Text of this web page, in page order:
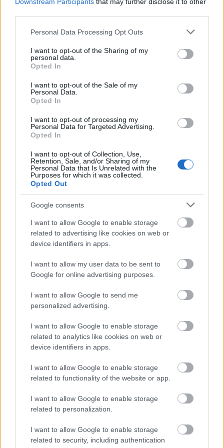
Please note that this website/app uses one or more Google
not limited to your visit or usage behaviour. You may click to
grant or deny consent to Google and its third-party tags to
use your data for below specified purposes in below Google
consent section.
Personal Data Processing Opt Outs
I want to opt-out of the Sharing of my
personal data.
Opted In
I want to opt-out of the Sale of my
Personal Data.
Opted In
I want to opt-out of processing my
Personal Data for Targeted Advertising.
Opted In
I want to opt-out of Collection, Use,
Retention, Sale, and/or Sharing of my
Personal Data that Is Unrelated with the
Purposes for which it was collected.
Opted Out
Google consents
I want to allow Google to enable storage
related to advertising like cookies on web or
device identifiers in apps.
I want to allow my user data to be sent to
Google for online advertising purposes.
I want to allow Google to send me
personalized advertising.
I want to allow Google to enable storage
related to analytics like cookies on web or
device identifiers in apps.
I want to allow Google to enable storage
related to functionality of the website or app.
I want to allow Google to enable storage
related to personalization.
I want to allow Google to enable storage
related to security, including authentication
Opportunista mikroba
6 éve
@Fánkevő Fáncsi: Értem, köszi! Ezt nem tudtam.
Fánkevő Fáncsi
6 éve
@Quuuziii: A kézbesítőknek azért jó, mert hamarabb
elmegy a csomagért, ha kell neki, kit érdekel ez. És
mindezt jónéhány postás haláli nagy munkásosztály
önteltséggel. Olyanok, mint az ásóra támaszkodó 5
melós aki nézi a hatodik társát ahogy ássa az árkot,
de közben a munkásosztályt tartják ám csak
valamire, aki a hátán viszi ezt az országot. Ez a
kettőség nagyon erősen jelen volt annak idején az
emberekben, és az régi állami vállalatoknál
továbbél. Amikor lebaszom, hogy miért ilyen lusta
szemétláda, miért nem hajlandó megnyomni a
csengőt és kézbesíteni, ha ez a kötelessége és én
feljebb, hogy ő már 30 éve dolgozik a postán, hogy
képzelem, hogy így beszélek vele. És jó a Magyar
Postának is, mert nem tud/nem akar piacképes
fizetést adni és egyszerűen olcsóbb képzetlen,
igénytelen munkaerőt alkalmazni, akiknek nem kell
sokat fizetni, de ezért ők nem is nagyon törik
magukat. Az meg hogy hazudnak, az jó mert elfedi a
dolgokat, látszólag minden jó nincs probléma és
Ez nem igaz, én hetente kb. 10 csomagot kapok
külfödről a világ minden részéről, futáros és normál
csomagoknak kb. 30% esélye van hogy csak értesítőt
fogok kapni. Már tucatszor reklamáltam, a
automatikusan kapom másnap újrakézbesítési díj
nélkül a csomagot. A hivatalos panaszomra a